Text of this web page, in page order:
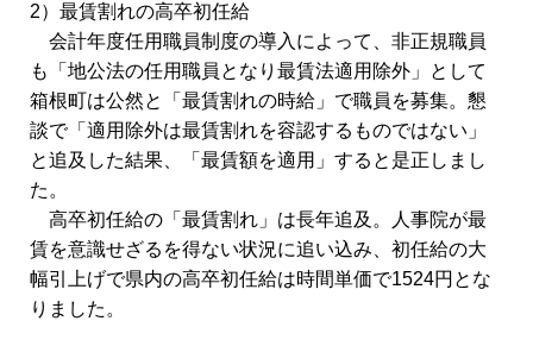
2）最賃割れの高卒初任給
会計年度任用職員制度の導入によって、非正規職員
も「地公法の任用職員となり最賃法適用除外」として
箱根町は公然と「最賃割れの時給」で職員を募集。懇
談で「適用除外は最賃割れを容認するものではない」
と追及した結果、「最賃額を適用」すると是正しまし
た。
高卒初任給の「最賃割れ」は長年追及。人事院が最
賃を意識せざるを得ない状況に追い込み、初任給の大
幅引上げで県内の高卒初任給は時間単価で1524円とな
りました。